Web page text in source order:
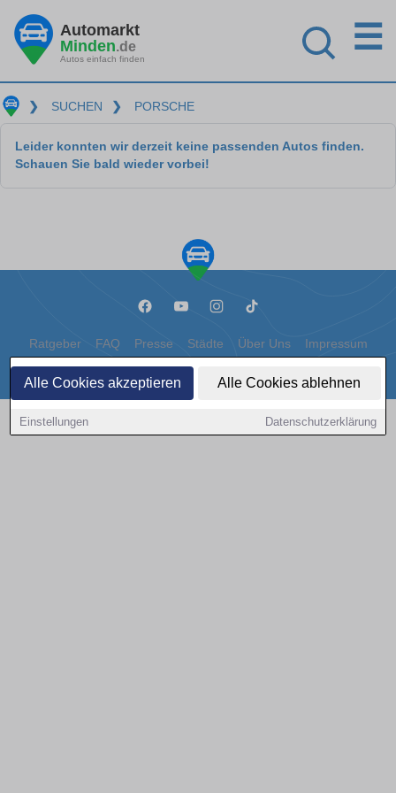
Alle Cookies akzeptieren Alle Cookies ablehnen
Einstellungen Datenschutzerklärung
Automarkt
Minden.de
Autos einfach finden
☰
❯ SUCHEN ❯ PORSCHE
Leider konnten wir derzeit keine passenden Autos finden.
Schauen Sie bald wieder vorbei!
Ratgeber FAQ Presse Städte Über Uns Impressum
Datenschutz Cookies
Copyright © 2000 - 2026 | 1A Infosysteme GmbH | Content by: 1a-sites-autos